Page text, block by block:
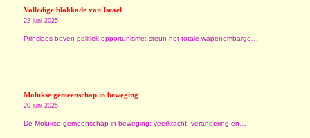
Volledige blokkade van Israel
22 juni 2025
Principes boven politiek opportunisme: steun het totale wapenembargo…
Molukse gemeenschap in beweging
20 juni 2025
De Molukse gemeenschap in beweging: veerkracht, verandering en…